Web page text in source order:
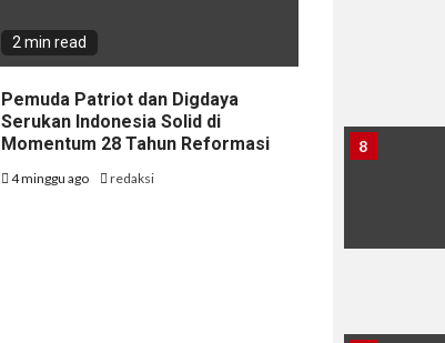
2 min read
Pemuda Patriot dan Digdaya
Serukan Indonesia Solid di
Momentum 28 Tahun Reformasi
4 minggu ago redaksi
8